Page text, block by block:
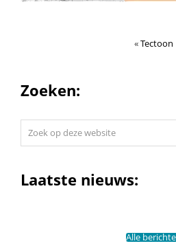
«Tectoon
Zoeken:
website
Laatste nieuws:
Alle